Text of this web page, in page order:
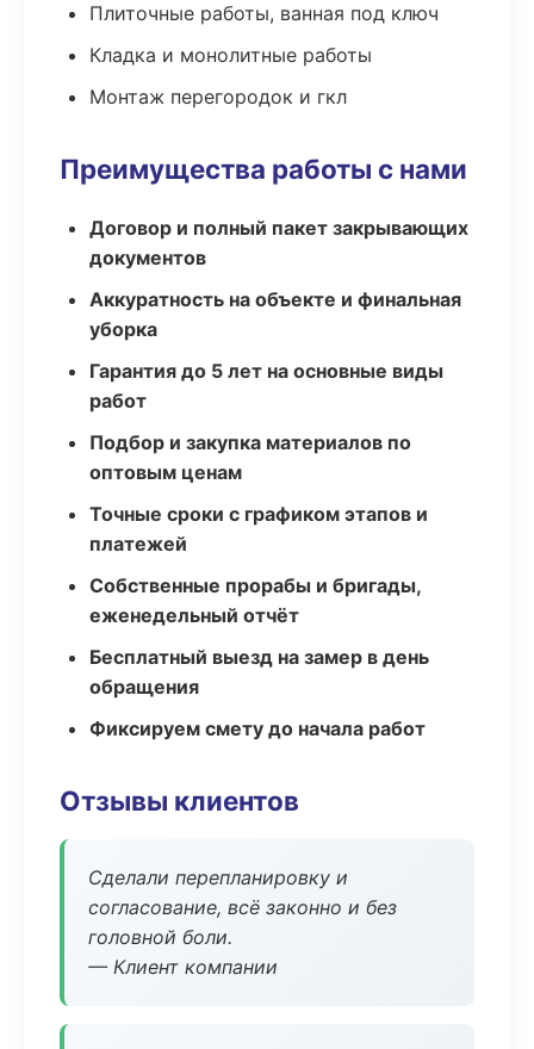
Плиточные работы, ванная под ключ
Кладка и монолитные работы
Монтаж перегородок и гкл
Преимущества работы с нами
Договор и полный пакет закрывающих
документов
Аккуратность на объекте и финальная
уборка
Гарантия до 5 лет на основные виды
работ
Подбор и закупка материалов по
оптовым ценам
Точные сроки с графиком этапов и
платежей
Собственные прорабы и бригады,
еженедельный отчёт
Бесплатный выезд на замер в день
обращения
Фиксируем смету до начала работ
Отзывы клиентов
Сделали перепланировку и
согласование, всё законно и без
головной боли.
— Клиент компании